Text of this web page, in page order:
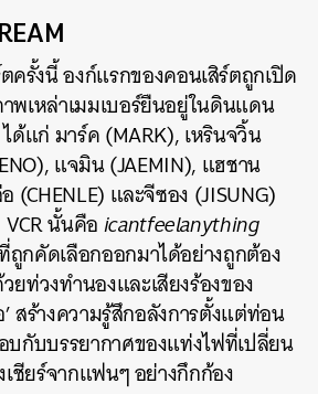
ครั้งนี้ องก์แรกของคอนเสิร์ตถูกเปิด
พเหล่าเมมเบอร์ยืนอยู่ในดินแดน
ด้แก่ มาร์ค (MARK), เหรินจวิ้น
แจมิน (JAEMIN), แฮชาน
(CHENLE) และจีซอง (JISUNG)
นั้นคือicantfeelanything
กคัดเลือกออกมาได้อย่างถูกต้อง
ยท่วงทำนองและเสียงร้องของ
’ สร้างความรู้สึกอลังการตั้งแต่ท่อน
บกับบรรยากาศของแท่งไฟที่เปลี่ยน
เชียร์จากแฟนๆ อย่างกึกก้อง